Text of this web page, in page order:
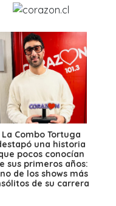
La Combo Tortuga
una historia
pocos conocían
sus primeros años:
de los shows más
de su carrera